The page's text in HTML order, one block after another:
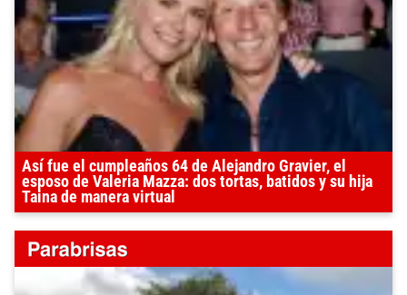
Así fue el cumpleaños 64 de Alejandro Gravier, el
esposo de Valeria Mazza: dos tortas, batidos y su hija
Taina de manera virtual